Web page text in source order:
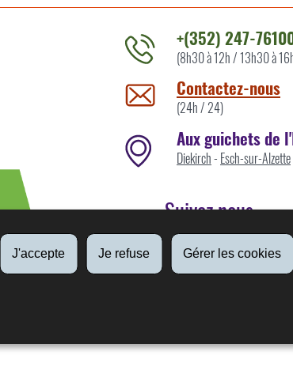
J'accepte Je refuse Gérer les cookies
Contacter
l'ITM
par
+(352) 247-
(8h30 à 12h / 13h30 à
Contactez-nous
(24h / 24)
Aux guichets de
Diekirch- Esch-sur-Alzette
Suivez nous
Linkedin